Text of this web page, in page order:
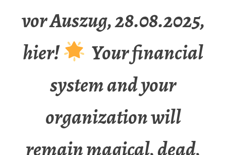
vor Auszug, 28.08.2025,
hier!
Your financial
system and your
organization will
remain magical, dead,